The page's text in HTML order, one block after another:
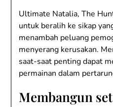
Ultimate Natalia, The
untuk beralih ke sikap
menambah peluang
menyerang kerusakan.
saat-saat penting dapat
permainan dalam
Membangun